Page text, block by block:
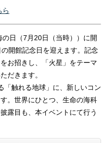
ら
日（7月20日（当時））に開
開館記念日を迎えます。記念
お招きし、「火星」をテーマ
だきます。
「触れる地球」に、新しいコン
。世界にひとつ、生命の海科
露目も、本イベントにて行う